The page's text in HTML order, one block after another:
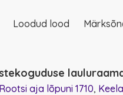
Loodud lood
aja lõpuni 1710